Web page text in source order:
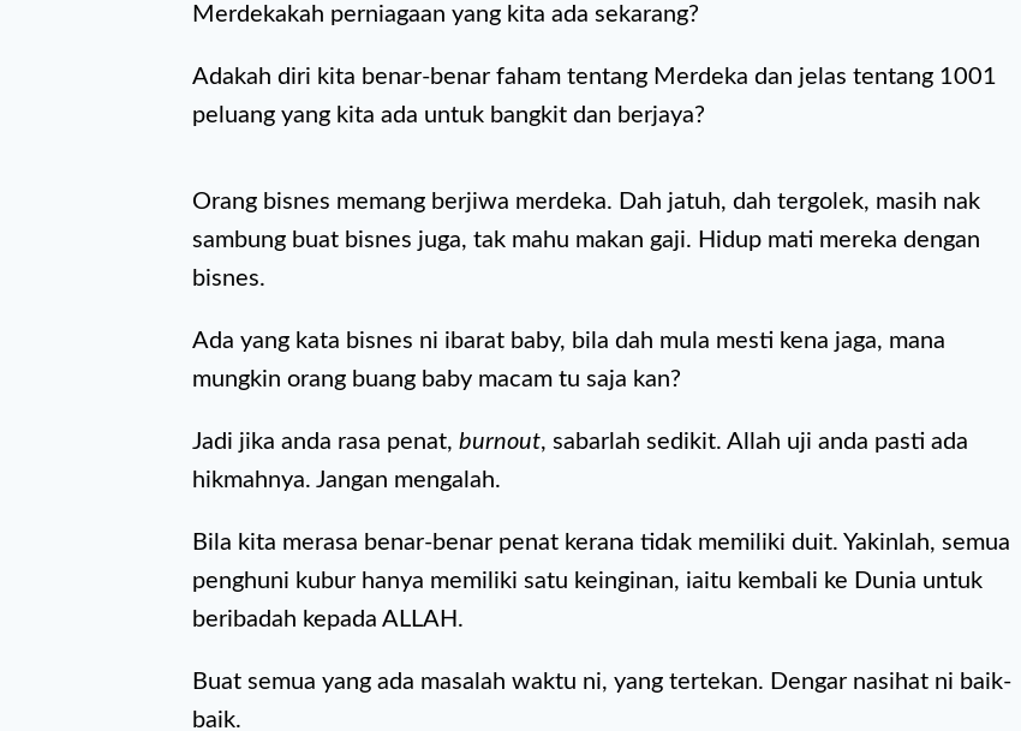
Merdekakah perniagaan yang kita ada sekarang?
Adakah diri kita benar-benar faham tentang Merdeka dan jelas tentang 1001
peluang yang kita ada untuk bangkit dan berjaya?
Orang bisnes memang berjiwa merdeka. Dah jatuh, dah tergolek, masih nak
sambung buat bisnes juga, tak mahu makan gaji. Hidup mati mereka dengan
bisnes.
Ada yang kata bisnes ni ibarat baby, bila dah mula mesti kena jaga, mana
mungkin orang buang baby macam tu saja kan?
Jadi jika anda rasa penat, burnout, sabarlah sedikit. Allah uji anda pasti ada
hikmahnya. Jangan mengalah.
Bila kita merasa benar-benar penat kerana tidak memiliki duit. Yakinlah, semua
penghuni kubur hanya memiliki satu keinginan, iaitu kembali ke Dunia untuk
beribadah kepada ALLAH.
Buat semua yang ada masalah waktu ni, yang tertekan. Dengar nasihat ni baik-
baik.